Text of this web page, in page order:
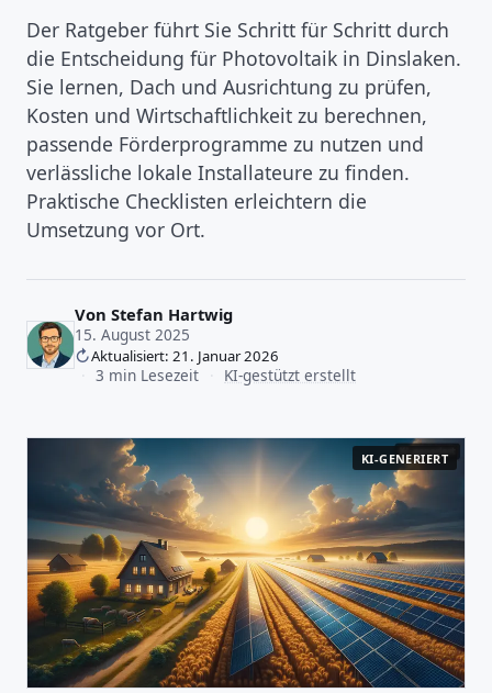
Der Ratgeber führt Sie Schritt für Schritt durch
die Entscheidung für Photovoltaik in Dinslaken.
Sie lernen, Dach und Ausrichtung zu prüfen,
Kosten und Wirtschaftlichkeit zu berechnen,
passende Förderprogramme zu nutzen und
verlässliche lokale Installateure zu finden.
Praktische Checklisten erleichtern die
Umsetzung vor Ort.
Von Stefan Hartwig
15. August 2025
Aktualisiert: 21. Januar 2026
3 min Lesezeit KI-gestützt erstellt
KI-GENERIERT